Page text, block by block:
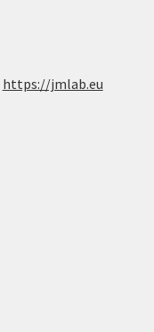
https://jmlab.eu